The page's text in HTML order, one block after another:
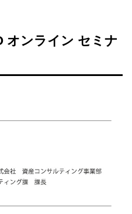
オンライン セミナ